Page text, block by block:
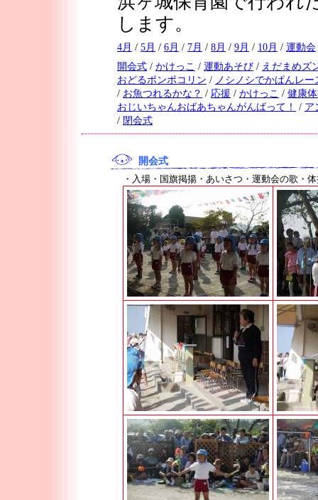
します。
4月 / 5月 / 6月 / 7月 / 8月 / 9月 / 10月 / 運動会
開会式 / かけっこ / 運動あそび / えだまめズ
おどるポンポコリン / ノシノシでかぱんレー
/ お魚つれるかな？ / 応援 / かけっこ / 健康
おじいちゃんおばあちゃんがんばって！
/ ア
/ 閉会式
開会式
・入場・国旗掲揚・あいさつ・運動会の歌・